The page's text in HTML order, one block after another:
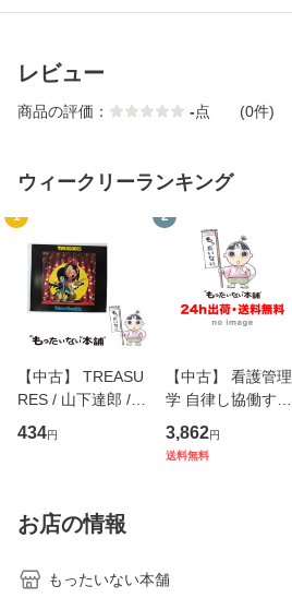
レビュー
商品の評価： -点 (0件)
ウィークリーランキング
1
【中古】 TREASU
RES / 山下達郎 /
イーストウエス
ト・ジャパン [CD]
434円
2
【中古】 看護管理
学 自律し協働する
専門職の看護マネ
ジメントスキル 改
3,862円
送料無料
お店の情報
もったいない本舗